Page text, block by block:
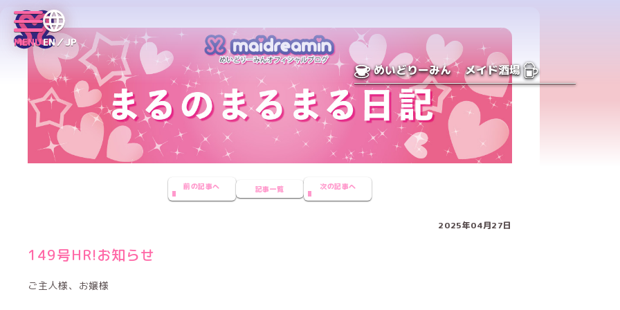
MENUEN／JP
めいどりーみん メイド酒場
前の記事へ 記事一覧 次の記事へ
2025年04月27日
149号HR!お知らせ
ご主人様、お嬢様